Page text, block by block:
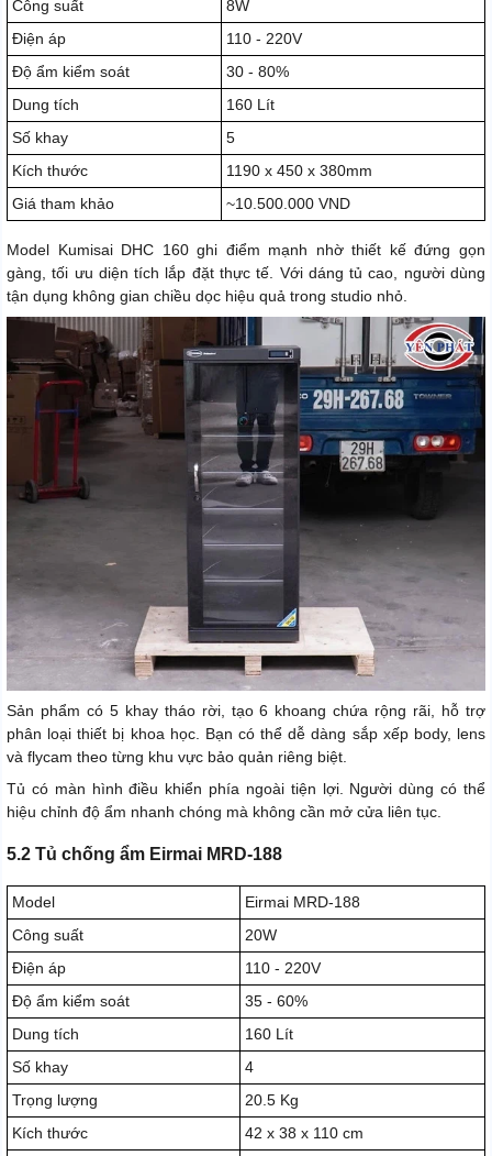
Công suất
8W
Điện áp
110 - 220V
Độ ẩm kiểm soát
30 - 80%
Dung tích
160 Lít
Số khay
5
Kích thước
1190 x 450 x 380mm
Giá tham khảo
~10.500.000 VND
Model Kumisai DHC 160 ghi điểm mạnh nhờ thiết kế đứng gọn
gàng, tối ưu diện tích lắp đặt thực tế. Với dáng tủ cao, người dùng
tận dụng không gian chiều dọc hiệu quả trong studio nhỏ.
Sản phẩm có 5 khay tháo rời, tạo 6 khoang chứa rộng rãi, hỗ trợ
phân loại thiết bị khoa học. Bạn có thể dễ dàng sắp xếp body, lens
và flycam theo từng khu vực bảo quản riêng biệt.
Tủ có màn hình điều khiển phía ngoài tiện lợi. Người dùng có thể
hiệu chỉnh độ ẩm nhanh chóng mà không cần mở cửa liên tục.
5.2 Tủ chống ẩm Eirmai MRD-188
Model
Eirmai MRD-188
Công suất
20W
Điện áp
110 - 220V
Độ ẩm kiểm soát
35 - 60%
Dung tích
160 Lít
Số khay
4
Trọng lượng
20.5 Kg
Kích thước
42 x 38 x 110 cm